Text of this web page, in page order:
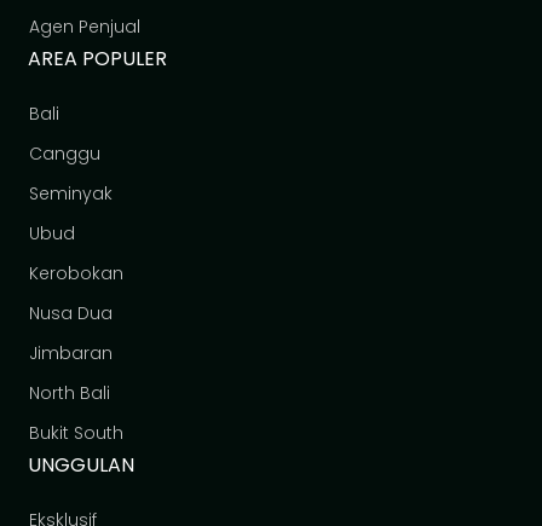
Agen Penjual
AREA POPULER
Bali
Canggu
Seminyak
Ubud
Kerobokan
Nusa Dua
Jimbaran
North Bali
Bukit South
UNGGULAN
Eksklusif